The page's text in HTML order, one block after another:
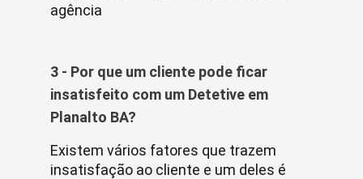
agência
3 - Por que um cliente pode ficar
insatisfeito com um Detetive em
Planalto BA?
Existem vários fatores que trazem
insatisfação ao cliente e um deles é